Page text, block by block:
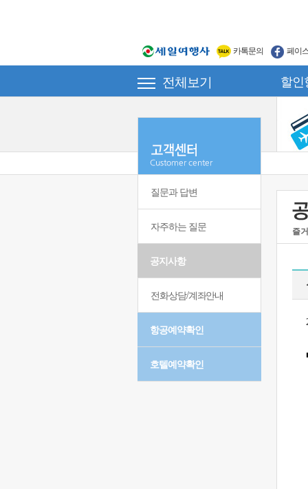
카톡문의 페이
전체보기 할인
질문과 답변
자주하는 질문
공지사항
전화상담/계좌안내
항공예약확인
호텔예약확인
즐